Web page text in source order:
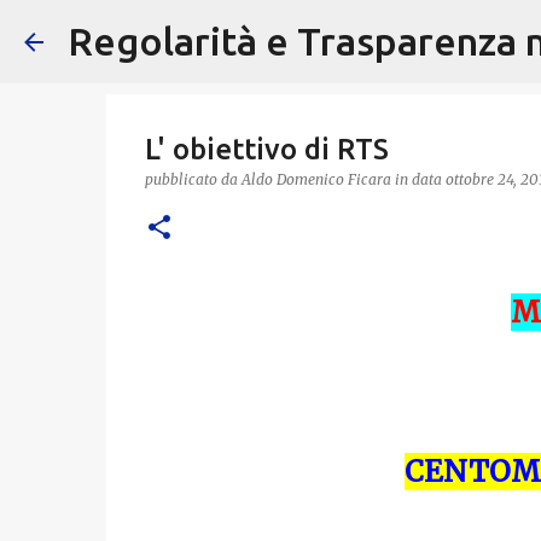
Regolarità e Trasparenza
L' obiettivo di RTS
pubblicato daAldo Domenico Ficara in data ottobre 24,